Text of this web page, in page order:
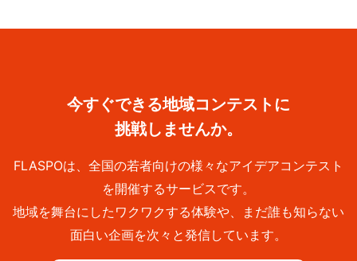
今すぐできる地域コンテストに
挑戦しませんか。
FLASPOは、全国の若者向けの様々なアイデアコンテスト
を開催するサービスです。
地域を舞台にしたワクワクする体験や、まだ誰も知らない
面白い企画を次々と発信しています。